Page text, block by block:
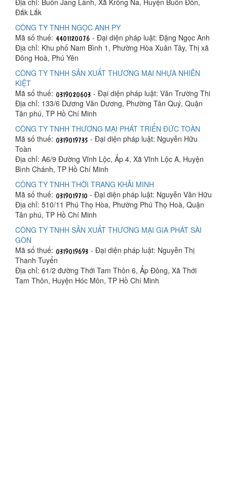
Đắk Lắk
CÔNG TY TNHH NGỌC ANH PY
Mã số thuế:
- Đại diện pháp luật: Đặng Ngọc Anh
Địa chỉ: Khu phố Nam Bình 1, Phường Hòa Xuân Tây, Thị xã
Đông Hoà, Phú Yên
CÔNG TY TNHH SẢN XUẤT THƯƠNG MẠI NHỰA NHIÊN
KIỆT
Mã số thuế:
- Đại diện pháp luật: Văn Trường Thi
Địa chỉ: 133/6 Dương Văn Dương, Phường Tân Quý, Quận
Tân phú, TP Hồ Chí Minh
CÔNG TY TNHH THƯƠNG MẠI PHÁT TRIỂN ĐỨC TOÀN
Mã số thuế:
- Đại diện pháp luật: Nguyễn Hữu
Toàn
Địa chỉ: A6/9 Đường Vĩnh Lộc, Ấp 4, Xã Vĩnh Lộc A, Huyện
Bình Chánh, TP Hồ Chí Minh
CÔNG TY TNHH THỜI TRANG KHẢI MINH
Mã số thuế:
- Đại diện pháp luật: Nguyễn Văn Hữu
Địa chỉ: 510/11 Phú Thọ Hòa, Phường Phú Thọ Hoà, Quận
Tân phú, TP Hồ Chí Minh
CÔNG TY TNHH SẢN XUẤT THƯƠNG MẠI GIA PHÁT SÀI
GÒN
Mã số thuế:
- Đại diện pháp luật: Nguyễn Thị
Thanh Tuyển
Địa chỉ: 61/2 đường Thới Tam Thôn 6, Ấp Đông, Xã Thới
Tam Thôn, Huyện Hóc Môn, TP Hồ Chí Minh